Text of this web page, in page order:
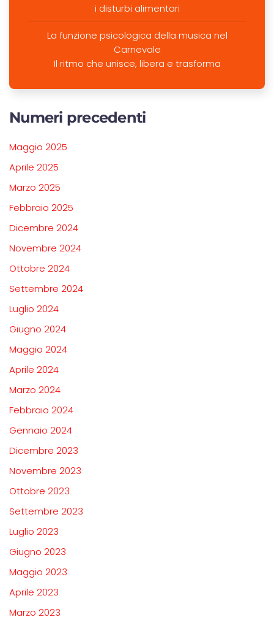
i disturbi alimentari
La funzione psicologica della musica nel
Carnevale
Il ritmo che unisce, libera e trasforma
Numeri precedenti
Maggio 2025
Aprile 2025
Marzo 2025
Febbraio 2025
Dicembre 2024
Novembre 2024
Ottobre 2024
Settembre 2024
Luglio 2024
Giugno 2024
Maggio 2024
Aprile 2024
Marzo 2024
Febbraio 2024
Gennaio 2024
Dicembre 2023
Novembre 2023
Ottobre 2023
Settembre 2023
Luglio 2023
Giugno 2023
Maggio 2023
Aprile 2023
Marzo 2023